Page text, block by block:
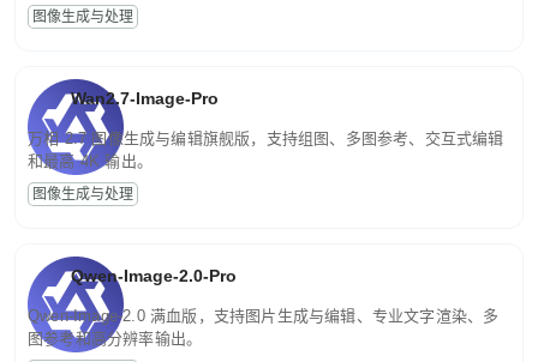
图像生成与处理
Wan2.7-Image-Pro
万相 2.7 图像生成与编辑旗舰版，支持组图、多图参考、交互式编辑
和最高 4K 输出。
图像生成与处理
Qwen-Image-2.0-Pro
Qwen-Image-2.0 满血版，支持图片生成与编辑、专业文字渲染、多
图参考和高分辨率输出。